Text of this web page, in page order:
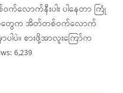
ောက်နီးပါး ပါနေတာ ကြုံ
ေတွေက အိတ်တစ်ဝက်လောက်
ါပဲ။ စားဖို့အာလူးကြော်က
6,239